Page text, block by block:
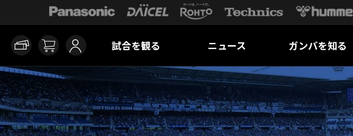
試合を観る ニュース ガンバを知る